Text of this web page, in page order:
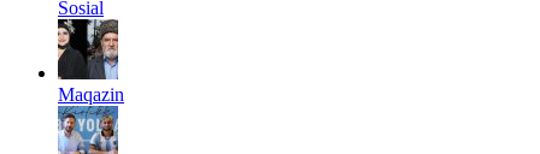
Sosial
Maqazin